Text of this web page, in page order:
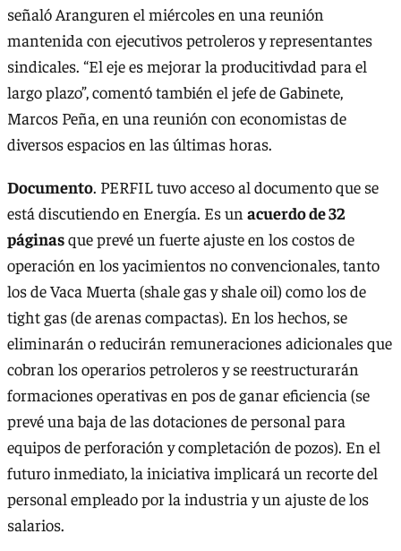
señaló Aranguren el miércoles en una reunión
mantenida con ejecutivos petroleros y representantes
sindicales. “El eje es mejorar la producitivdad para el
largo plazo”, comentó también el jefe de Gabinete,
Marcos Peña, en una reunión con economistas de
diversos espacios en las últimas horas.
Documento. PERFIL tuvo acceso al documento que se
está discutiendo en Energía. Es un acuerdo de 32
páginasque prevé un fuerte ajuste en los costos de
operación en los yacimientos no convencionales, tanto
los de Vaca Muerta (shale gas y shale oil) como los de
tight gas (de arenas compactas). En los hechos, se
eliminarán o reducirán remuneraciones adicionales que
cobran los operarios petroleros y se reestructurarán
formaciones operativas en pos de ganar eficiencia (se
prevé una baja de las dotaciones de personal para
equipos de perforación y completación de pozos). En el
futuro inmediato, la iniciativa implicará un recorte del
personal empleado por la industria y un ajuste de los
salarios.